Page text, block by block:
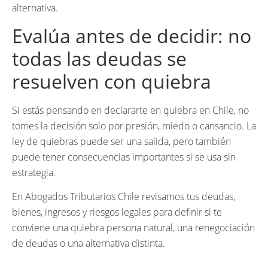
alternativa.
Evalúa antes de decidir: no
todas las deudas se
resuelven con quiebra
Si estás pensando en declararte en quiebra en Chile, no
tomes la decisión solo por presión, miedo o cansancio. La
ley de quiebras puede ser una salida, pero también
puede tener consecuencias importantes si se usa sin
estrategia.
En Abogados Tributarios Chile revisamos tus deudas,
bienes, ingresos y riesgos legales para definir si te
conviene una quiebra persona natural, una renegociación
de deudas o una alternativa distinta.